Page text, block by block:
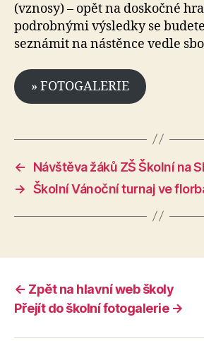
(vznosy) – opět na doskočné
podrobnými výsledky se
seznámit na nástěnce vedle
» FOTOGALERIE
←
Návštěva žáků ZŠ Školní na
→ Školní Vánoční turnaj ve
← Zpět na hlavní web školy
Přejít do školní fotogalerie →